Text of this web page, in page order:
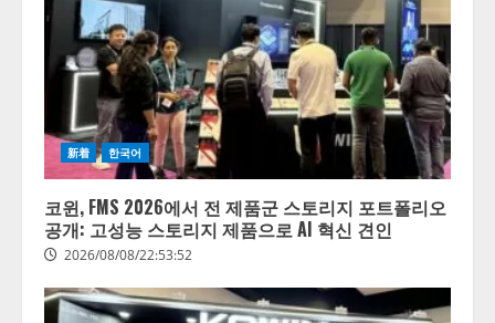
新着 한국어
코윈, FMS 2026에서 전 제품군 스토리지 포트폴리오
공개: 고성능 스토리지 제품으로 AI 혁신 견인
2026/08/08/22:53:52